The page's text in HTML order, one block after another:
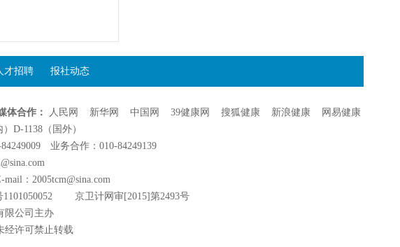
才招聘 报社动态
体合作： 人民网 新华网 中国网 39健康网 搜狐健康 新浪健康
网易健康
D-1138（国外）
业务合作：010-84249139
：2005tcm@sina.com
京卫计网审[2015]第2493号
限公司主办
经许可禁止转载